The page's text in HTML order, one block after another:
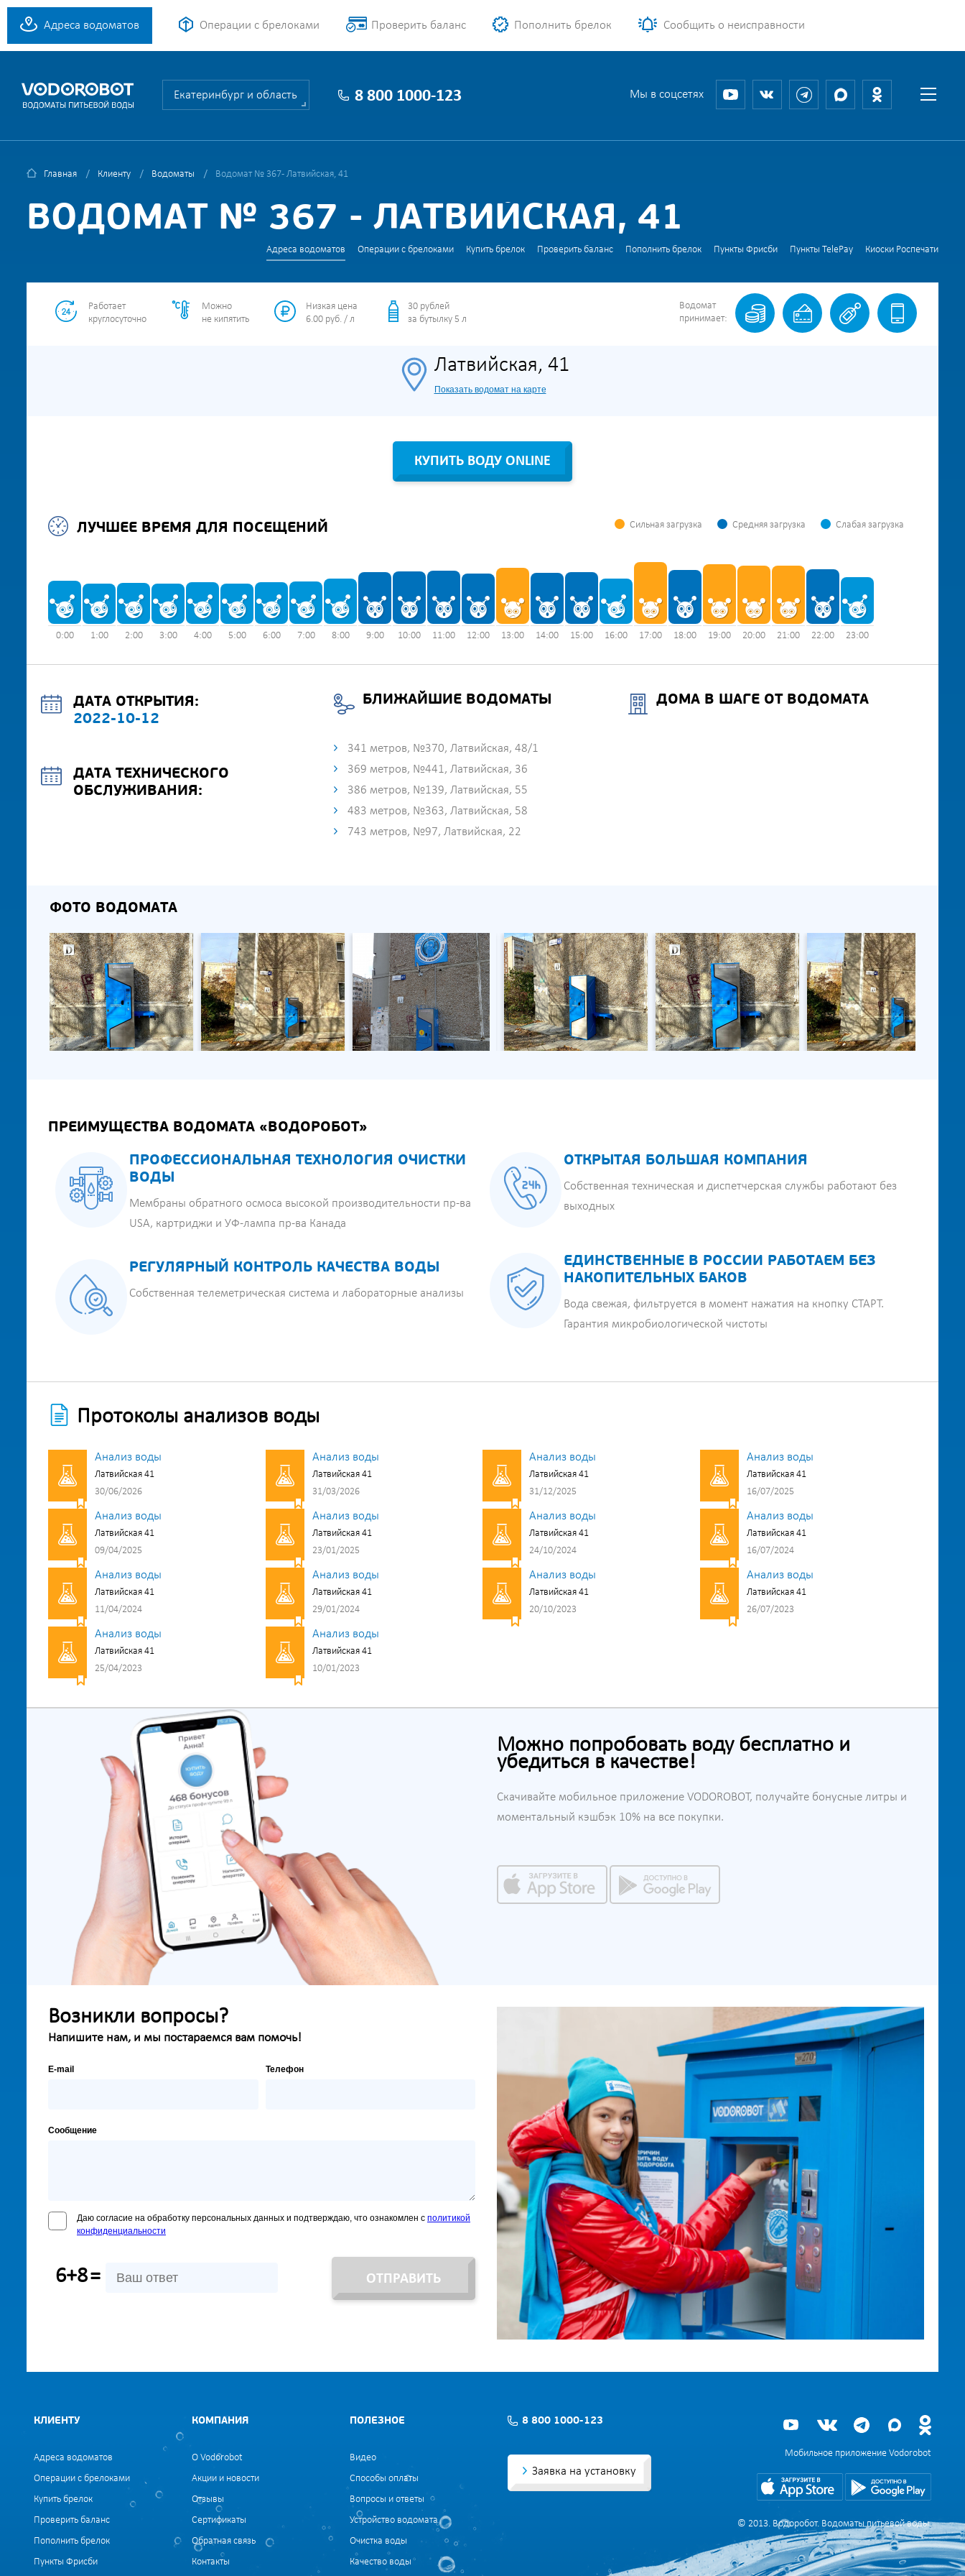
Адреса водоматов Операции с брелоками Проверить баланс Пополнить брелок Сообщить о неисправности
Екатеринбург и область 8 800 1000-123 Мы в соцсетях
Главная Клиенту Водоматы Водомат № 367 - Латвийская, 41
ВОДОМАТ № 367 - ЛАТВИЙСКАЯ, 41
Адреса водоматов Операции с брелоками Купить брелок Проверить баланс Пополнить брелок Пункты Фрисби Пункты TelePay Киоски Роспечати
Работает
круглосуточно
Можно
не кипятить
Низкая цена
6.00 руб. / л
30 рублей
за бутылку 5 л
Водомат
принимает:
Латвийская, 41
Показать водомат на карте
КУПИТЬ ВОДУ ONLINE
ЛУЧШЕЕ ВРЕМЯ ДЛЯ ПОСЕЩЕНИЙ Сильная загрузка Средняя загрузка Слабая загрузка
0:00 1:00 2:00 3:00 4:00 5:00 6:00 7:00 8:00 9:00 10:00 11:00 12:00 13:00 14:00 15:00 16:00 17:00 18:00 19:00 20:00 21:00 22:00 23:00
ДАТА ОТКРЫТИЯ:
2022-10-12
ДАТА ТЕХНИЧЕСКОГО
ОБСЛУЖИВАНИЯ:
БЛИЖАЙШИЕ ВОДОМАТЫ
341 метров, №370, Латвийская, 48/1
369 метров, №441, Латвийская, 36
386 метров, №139, Латвийская, 55
483 метров, №363, Латвийская, 58
743 метров, №97, Латвийская, 22
ДОМА В ШАГЕ ОТ ВОДОМАТА
ФОТО ВОДОМАТА
ПРЕИМУЩЕСТВА ВОДОМАТА «ВОДОРОБОТ»
ПРОФЕССИОНАЛЬНАЯ ТЕХНОЛОГИЯ ОЧИСТКИ
ВОДЫ
Мембраны обратного осмоса высокой производительности пр-ва
USA, картриджи и УФ-лампа пр-ва Канада
РЕГУЛЯРНЫЙ КОНТРОЛЬ КАЧЕСТВА ВОДЫ
Собственная телеметрическая система и лабораторные анализы
ОТКРЫТАЯ БОЛЬШАЯ КОМПАНИЯ
Собственная техническая и диспетчерская службы работают без
выходных
ЕДИНСТВЕННЫЕ В РОССИИ РАБОТАЕМ БЕЗ
НАКОПИТЕЛЬНЫХ БАКОВ
Вода свежая, фильтруется в момент нажатия на кнопку СТАРТ.
Гарантия микробиологической чистоты
Протоколы анализов воды
Анализ воды
Латвийская 41
30/06/2026
Анализ воды
Латвийская 41
31/03/2026
Анализ воды
Латвийская 41
31/12/2025
Анализ воды
Латвийская 41
16/07/2025
Анализ воды
Латвийская 41
09/04/2025
Анализ воды
Латвийская 41
23/01/2025
Анализ воды
Латвийская 41
24/10/2024
Анализ воды
Латвийская 41
16/07/2024
Анализ воды
Латвийская 41
11/04/2024
Анализ воды
Латвийская 41
29/01/2024
Анализ воды
Латвийская 41
20/10/2023
Анализ воды
Латвийская 41
26/07/2023
Анализ воды
Латвийская 41
25/04/2023
Анализ воды
Латвийская 41
10/01/2023
Можно попробовать воду бесплатно и
убедиться в качестве!
Скачивайте мобильное приложение VODOROBOT, получайте бонусные литры и
моментальный кэшбэк 10% на все покупки.
Возникли вопросы?
Напишите нам, и мы постараемся вам помочь!
E-mail Телефон
Сообщение
Даю согласие на обработку персональных данных и подтверждаю, что ознакомлен с политикой
конфиденциальности
6+8= ОТПРАВИТЬ
КЛИЕНТУ
Адреса водоматов
Операции с брелоками
Купить брелок
Проверить баланс
Пополнить брелок
Пункты Фрисби
КОМПАНИЯ
О Vodorobot
Акции и новости
Отзывы
Сертификаты
Обратная связь
Контакты
ПОЛЕЗНОЕ
Видео
Способы оплаты
Вопросы и ответы
Устройство водомата
Очистка воды
Качество воды
8 800 1000-123
Заявка на установку
Мобильное приложение Vodorobot
© 2013. Водоробот. Водоматы питьевой воды.